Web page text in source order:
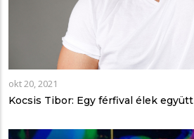
okt 20, 2021
Kocsis Tibor: Egy férfival élek együtt